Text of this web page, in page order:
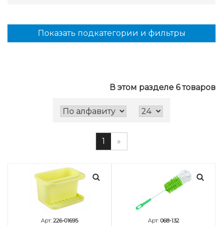
В этом разделе 6 товаров
1 »
Арт: 226-01695
Арт: 068-132
Показать подкатегории и фильтры